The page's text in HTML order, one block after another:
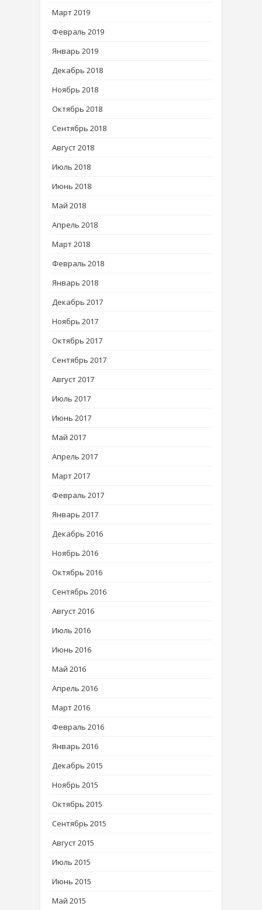
Март 2019
Февраль 2019
Январь 2019
Декабрь 2018
Ноябрь 2018
Октябрь 2018
Сентябрь 2018
Август 2018
Июль 2018
Июнь 2018
Май 2018
Апрель 2018
Март 2018
Февраль 2018
Январь 2018
Декабрь 2017
Ноябрь 2017
Октябрь 2017
Сентябрь 2017
Август 2017
Июль 2017
Июнь 2017
Май 2017
Апрель 2017
Март 2017
Февраль 2017
Январь 2017
Декабрь 2016
Ноябрь 2016
Октябрь 2016
Сентябрь 2016
Август 2016
Июль 2016
Июнь 2016
Май 2016
Апрель 2016
Март 2016
Февраль 2016
Январь 2016
Декабрь 2015
Ноябрь 2015
Октябрь 2015
Сентябрь 2015
Август 2015
Июль 2015
Июнь 2015
Май 2015